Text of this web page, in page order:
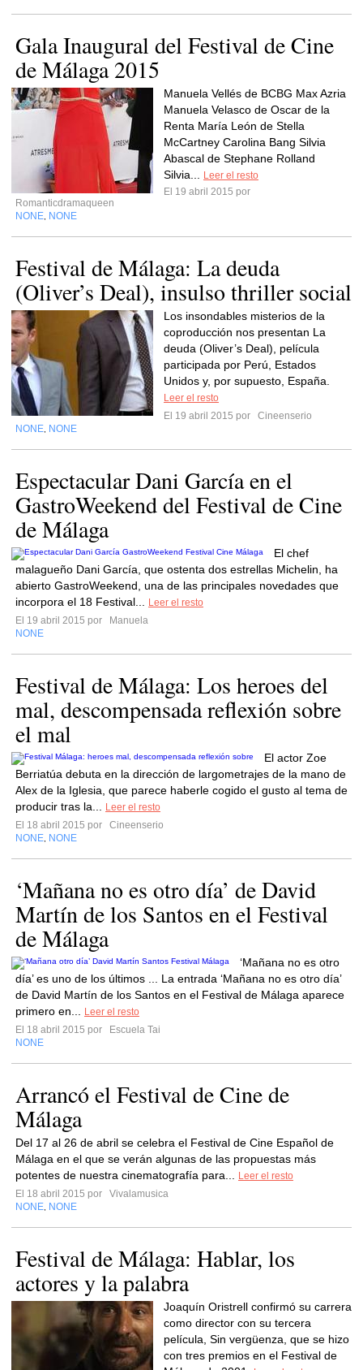
Gala Inaugural del Festival de Cine
de Málaga 2015
Manuela Vellés de BCBG Max Azria
Manuela Velasco de Oscar de la
Renta María León de Stella
McCartney Carolina Bang Silvia
Abascal de Stephane Rolland
Silvia...
Leer el resto
El 19 abril 2015 por
Romanticdramaqueen
NONE NONE
Festival de Málaga: La deuda
(Oliver’s Deal), insulso thriller social
Los insondables misterios de la
coproducción nos presentan La
deuda (Oliver’s Deal), película
participada por Perú, Estados
Unidos y, por supuesto, España.
Leer el resto
El 19 abril 2015 por
Cineenserio
NONE NONE
Espectacular Dani García en el
GastroWeekend del Festival de Cine
de Málaga
El chef
malagueño Dani García, que ostenta dos estrellas Michelin, ha
abierto GastroWeekend, una de las principales novedades que
incorpora el 18 Festival...
Leer el resto
El 19 abril 2015 por
Manuela
NONE
Festival de Málaga: Los heroes del
mal, descompensada reflexión sobre
el mal
El actor Zoe
Berriatúa debuta en la dirección de largometrajes de la mano de
Alex de la Iglesia, que parece haberle cogido el gusto al tema de
producir tras la...
Leer el resto
El 18 abril 2015 por
Cineenserio
NONE NONE
‘Mañana no es otro día’ de David
Martín de los Santos en el Festival
de Málaga
‘Mañana no es otro
día’ es uno de los últimos ... La entrada ‘Mañana no es otro día’
de David Martín de los Santos en el Festival de Málaga aparece
primero en...
Leer el resto
El 18 abril 2015 por
Escuela Tai
NONE
Arrancó el Festival de Cine de
Málaga
Del 17 al 26 de abril se celebra el Festival de Cine Español de
Málaga en el que se verán algunas de las propuestas más
potentes de nuestra cinematografía para...
Leer el resto
El 18 abril 2015 por
Vivalamusica
NONE NONE
Festival de Málaga: Hablar, los
actores y la palabra
Joaquín Oristrell confirmó su carrera
como director con su tercera
película, Sin vergüenza, que se hizo
con tres premios en el Festival de